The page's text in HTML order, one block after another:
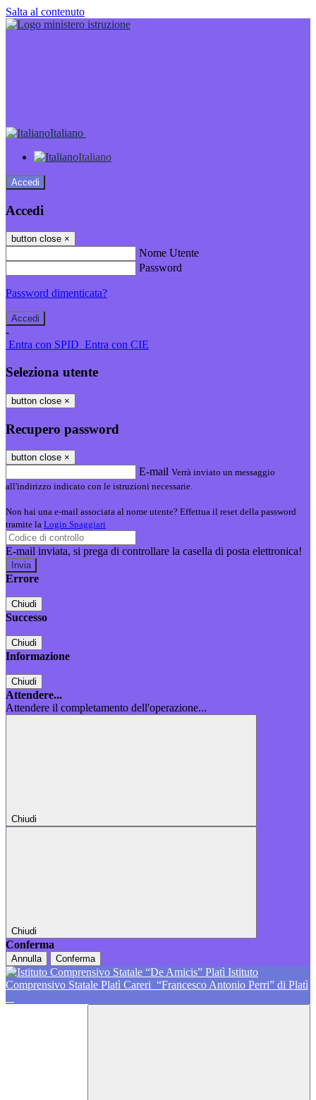
Salta al contenuto
Italiano
Italiano
Accedi
Accedi
button close ×
Nome Utente
Password
Password dimenticata?
-
Entra con SPID Entra con CIE
Seleziona utente
button close ×
Recupero password
button close ×
E-mail Verrà inviato un messaggio
all'indirizzo indicato con le istruzioni necessarie.
Non hai una e-mail associata al nome utente? Effettua il reset della password
tramite la Login Spaggiari
E-mail inviata, si prega di controllare la casella di posta elettronica!
Errore
Chiudi
Successo
Chiudi
Informazione
Chiudi
Attendere...
Attendere il completamento dell'operazione...
Chiudi
Chiudi
Conferma
Annulla Conferma
Istituto
Comprensivo Statale Platì Careri “Francesco Antonio Perri” di Platì